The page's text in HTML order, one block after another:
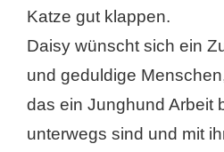
Katze gut klappen.
Daisy wünscht sich ein
und geduldige
das ein Junghund Arbeit
unterwegs sind und mit